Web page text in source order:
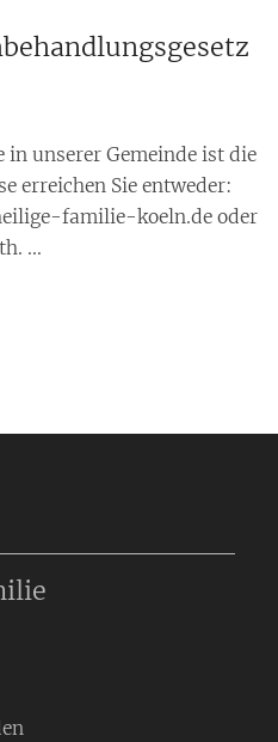
in unserer Gemeinde ist die
erreichen Sie entweder:
familie-koeln.de oder
...